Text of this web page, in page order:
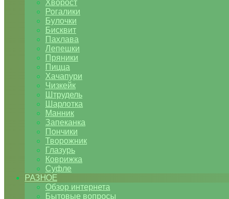
Хворост
Рогалики
Булочки
Бисквит
Пахлава
Лепешки
Пряники
Пицца
Хачапури
Чизкейк
Штрудель
Шарлотка
Манник
Запеканка
Пончики
Творожник
Глазурь
Коврижка
Суфле
РАЗНОЕ
Обзор интернета
Бытовые вопросы